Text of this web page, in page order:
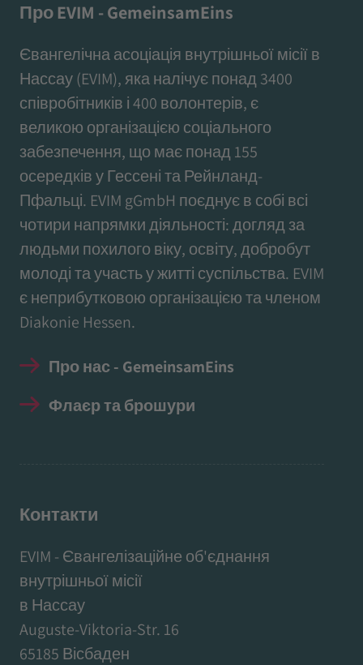
Про EVIM - GemeinsamEins
Євангелічна асоціація внутрішньої місії в
Нассау (EVIM), яка налічує понад 3400
співробітників і 400 волонтерів, є
великою організацією соціального
забезпечення, що має понад 155
осередків у Гессені та Рейнланд-
Пфальці. EVIM gGmbH поєднує в собі всі
чотири напрямки діяльності: догляд за
людьми похилого віку, освіту, добробут
молоді та участь у житті суспільства. EVIM
є неприбутковою організацією та членом
Diakonie Hessen.
Про нас - GemeinsamEins
Флаєр та брошури
Контакти
EVIM - Євангелізаційне об'єднання
внутрішньої місії
в Нассау
Auguste-Viktoria-Str. 16
65185 Вісбаден